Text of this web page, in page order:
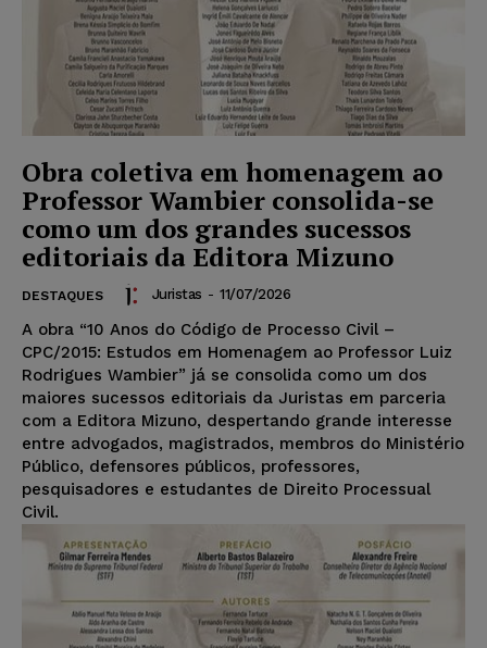
Obra coletiva em homenagem ao
Professor Wambier consolida-se
como um dos grandes sucessos
editoriais da Editora Mizuno
DESTAQUES Juristas - 11/07/2026
A obra “10 Anos do Código de Processo Civil –
CPC/2015: Estudos em Homenagem ao Professor Luiz
Rodrigues Wambier” já se consolida como um dos
maiores sucessos editoriais da Juristas em parceria
com a Editora Mizuno, despertando grande interesse
entre advogados, magistrados, membros do Ministério
Público, defensores públicos, professores,
pesquisadores e estudantes de Direito Processual
Civil.